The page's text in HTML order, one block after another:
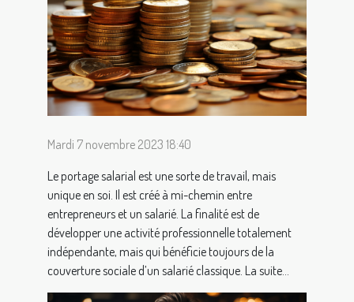
Mardi 7 novembre 2023 18:40
Le portage salarial est une sorte de travail, mais
unique en soi. Il est créé à mi-chemin entre
entrepreneurs et un salarié. La finalité est de
développer une activité professionnelle totalement
indépendante, mais qui bénéficie toujours de la
couverture sociale d’un salarié classique. La suite...